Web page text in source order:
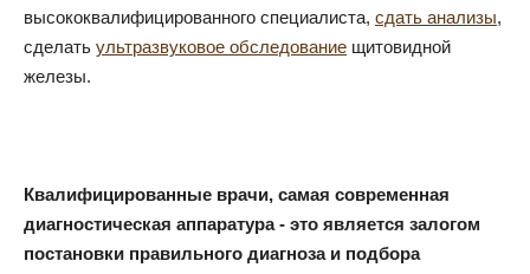
высококвалифицированного специалиста, сдать анализы,
сделать ультразвуковое обследование щитовидной
железы.
Квалифицированные врачи, самая современная
диагностическая аппаратура - это является залогом
постановки правильного диагноза и подбора